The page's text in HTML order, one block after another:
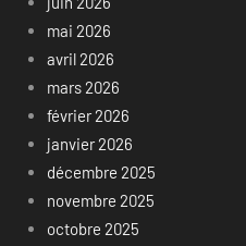
mai 2026
avril 2026
mars 2026
février 2026
janvier 2026
décembre 2025
novembre 2025
octobre 2025